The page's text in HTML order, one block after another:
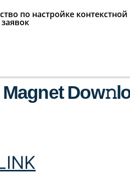
по настройке контекстной